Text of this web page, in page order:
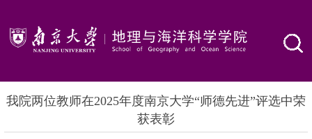
我院两位教师在2025年度南京大学“师德先进”评选中荣
获表彰